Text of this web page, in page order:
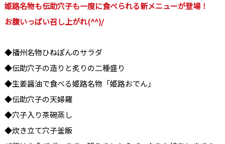
姫路名物も伝助穴子も一度に食べられる新メニューが登場！
お腹いっぱい召し上がれ(^^)/
◆播州名物ひねぽんのサラダ
◆伝助穴子の造りと炙りの二種盛り
◆生姜醤油で食べる姫路名物「姫路おでん」
◆伝助穴子の天婦羅
◆穴子入り茶碗蒸し
◆炊き立て穴子釜飯